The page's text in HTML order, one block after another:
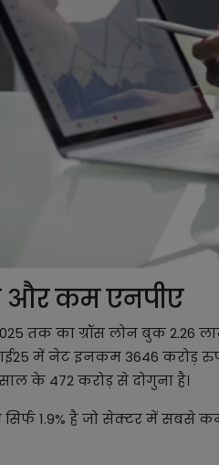
और कम एनपीए
तक का ग्रॉस लोन बुक 2.26
में नेट इनकम 3646 करोड़
के 472 करोड़ से दोगुना है।
सिर्फ 1.9% है जो सेक्टर में